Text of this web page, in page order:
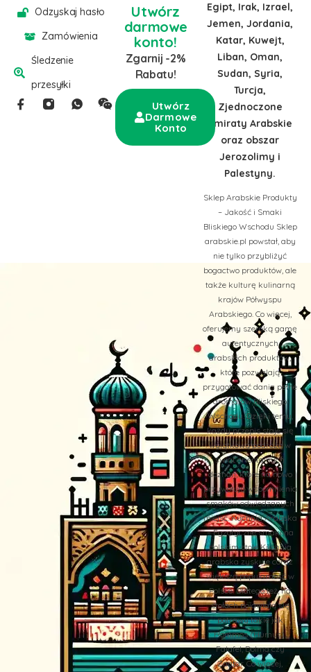
Odzyskaj hasło
Zamówienia
Śledzenie
przesyłki
Egipt, Irak, Izrael,
Jemen, Jordania,
Katar, Kuwejt,
Liban, Oman,
Sudan, Syria,
Turcja,
Zjednoczone
Emiraty Arabskie
oraz obszar
Jerozolimy i
Palestyny.
Sklep Arabskie Produkty
– Jakość i Smaki
Bliskiego Wschodu Sklep
arabskie.pl powstał, aby
nie tylko przybliżyć
bogactwo produktów, ale
także kulturę kulinarną
krajów Półwyspu
Arabskiego. Co więcej,
oferujemy szeroką gamę
autentycznych
arabskich produktów,
które pozwalają
przygotować dania pełne
aromatów Bliskiego
Wschodu. Dzięki temu,
każdy przepis staje się
wyjątkową podróżą w
świat orientalnych
doznań, które na nowo
przywołują wspomnienia
smaków odwiedzanych
miejsc. Kuchnia Arabska
– Egzotyczne smaki na
polskim stole Kuchnia
arabska zyskuje coraz
większą popularność w
Polsce. Dlatego też, na
stołach pojawiają się
potrawy takie jak
Hommos (Humus),
Falafel, Dolma czy
Zaatar. Co więcej,
Utwórz
darmowe
konto!
Zgarnij -2%
Rabatu!
Utwórz
Darmowe
Konto